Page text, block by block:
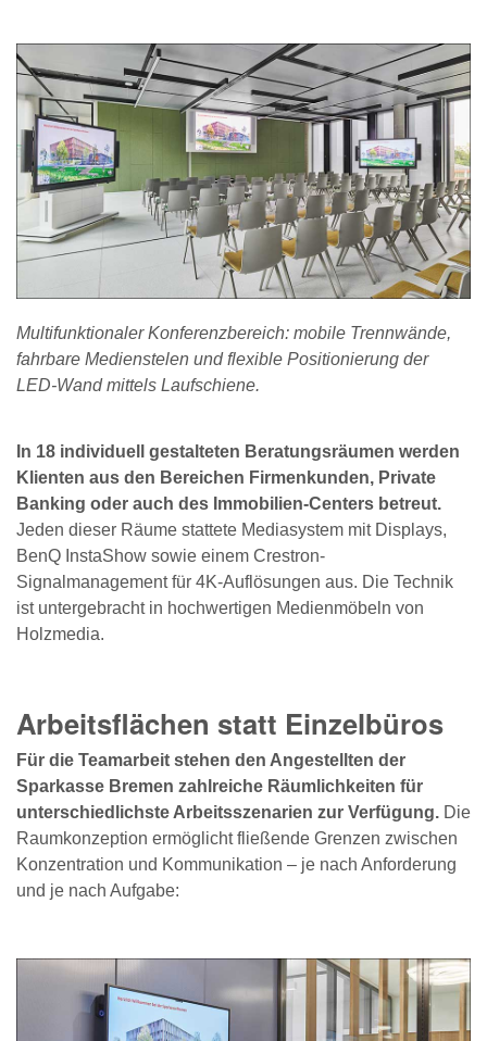
Multifunktionaler Konferenzbereich: mobile Trennwände,
fahrbare Medienstelen und flexible Positionierung der
LED-Wand mittels Laufschiene.
In 18 individuell gestalteten Beratungsräumen werden
Klienten aus den Bereichen Firmenkunden, Private
Banking oder auch des Immobilien-Centers betreut.
Jeden dieser Räume stattete Mediasystem mit Displays,
BenQ InstaShow sowie einem Crestron-
Signalmanagement für 4K-Auflösungen aus. Die Technik
ist untergebracht in hochwertigen Medienmöbeln von
Holzmedia.
Arbeitsflächen statt Einzelbüros
Für die Teamarbeit stehen den Angestellten der
Sparkasse Bremen zahlreiche Räumlichkeiten für
unterschiedlichste Arbeitsszenarien zur Verfügung. Die
Raumkonzeption ermöglicht fließende Grenzen zwischen
Konzentration und Kommunikation – je nach Anforderung
und je nach Aufgabe: